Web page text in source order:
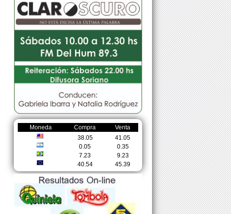
Moneda Compra
Venta
38.05
41.05
0.05
0.35
7.23
9.23
40.54
45.39